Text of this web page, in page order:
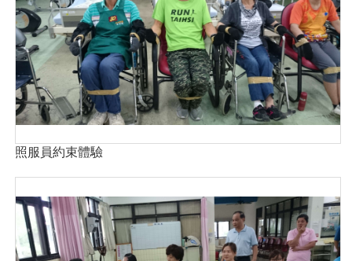
照服員約束體驗